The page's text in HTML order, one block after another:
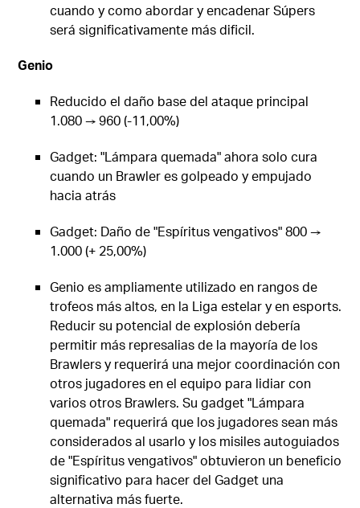
cuando y como abordar y encadenar Súpers
será significativamente más dificil.
Genio
Reducido el daño base del ataque principal
1.080 → 960 (-11,00%)
Gadget: "Lámpara quemada" ahora solo cura
cuando un Brawler es golpeado y empujado
hacia atrás
Gadget: Daño de "Espíritus vengativos" 800 →
1.000 (+ 25,00%)
Genio es ampliamente utilizado en rangos de
trofeos más altos, en la Liga estelar y en esports.
Reducir su potencial de explosión debería
permitir más represalias de la mayoría de los
Brawlers y requerirá una mejor coordinación con
otros jugadores en el equipo para lidiar con
varios otros Brawlers. Su gadget "Lámpara
quemada" requerirá que los jugadores sean más
considerados al usarlo y los misiles autoguiados
de "Espíritus vengativos" obtuvieron un beneficio
significativo para hacer del Gadget una
alternativa más fuerte.